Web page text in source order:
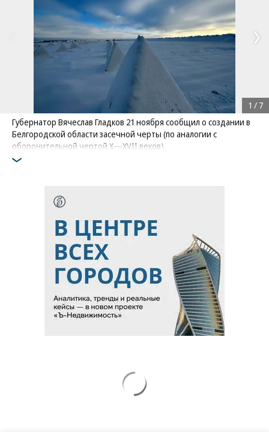
Губернатор Вячеслав Гладков 21 ноября сообщил о создании в
Белгородской области засечной черты (по аналогии с
оборонительной чертой Х—XVII веков)
Фото: Пресс-служба губернатора Белгородской области
1 / 7